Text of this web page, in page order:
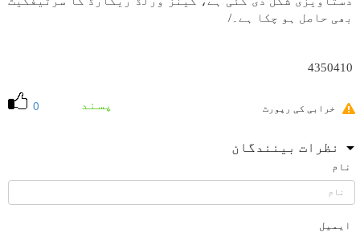
بھی حاصل ہو چکا ہے۔/
4350410
0 پسند خرابی کی رپورٹ
نظرات بینندگان
نام
ایمیل